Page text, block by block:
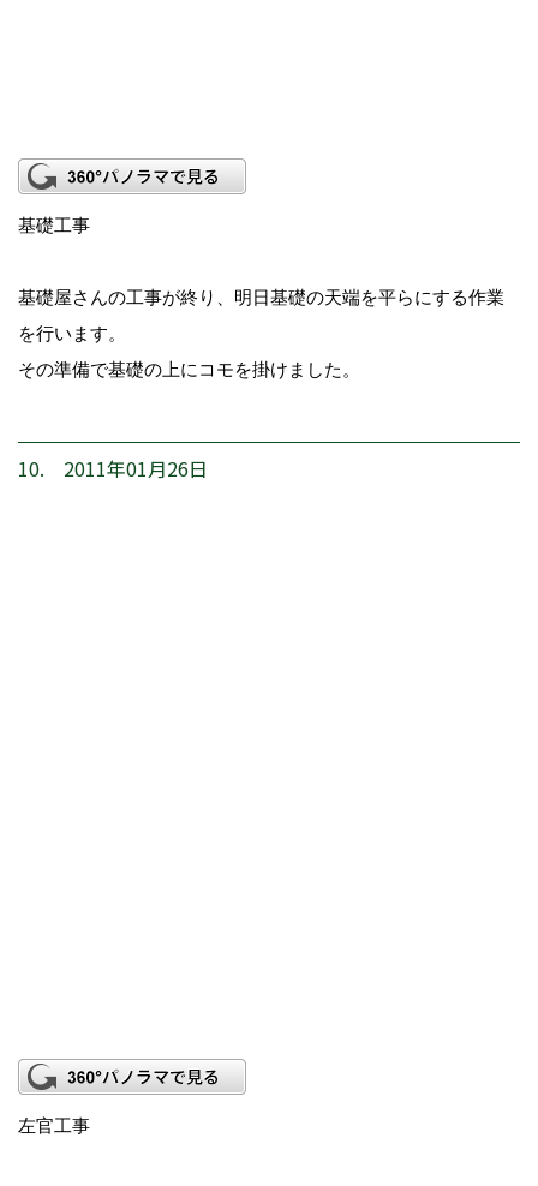
基礎工事
基礎屋さんの工事が終り、明日基礎の天端を平らにする作業
を行います。
その準備で基礎の上にコモを掛けました。
10. 2011年01月26日
左官工事